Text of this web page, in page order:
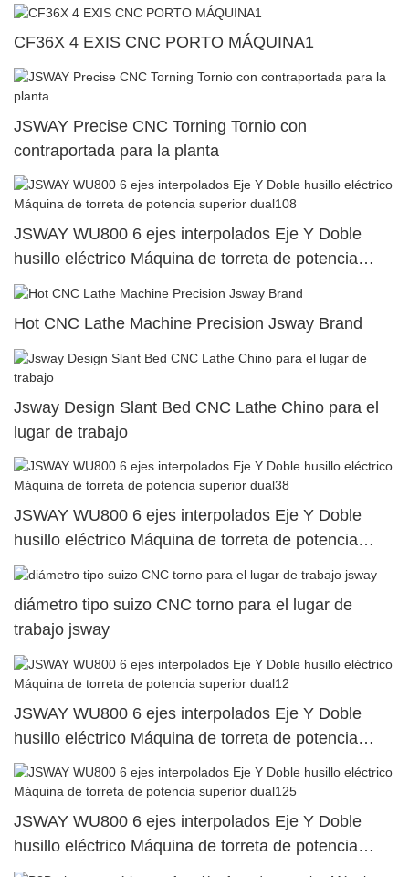
CF36X 4 EXIS CNC PORTO MÁQUINA1
JSWAY Precise CNC Torning Tornio con
contraportada para la planta
JSWAY WU800 6 ejes interpolados Eje Y Doble
husillo eléctrico Máquina de torreta de potencia
superior dual108
Hot CNC Lathe Machine Precision Jsway Brand
Jsway Design Slant Bed CNC Lathe Chino para el
lugar de trabajo
JSWAY WU800 6 ejes interpolados Eje Y Doble
husillo eléctrico Máquina de torreta de potencia
superior dual38
diámetro tipo suizo CNC torno para el lugar de
trabajo jsway
JSWAY WU800 6 ejes interpolados Eje Y Doble
husillo eléctrico Máquina de torreta de potencia
superior dual12
JSWAY WU800 6 ejes interpolados Eje Y Doble
husillo eléctrico Máquina de torreta de potencia
superior dual125